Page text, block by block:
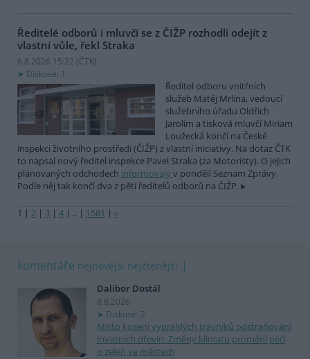
Ředitelé odborů i mluvčí se z ČIŽP rozhodli odejít z
vlastní vůle, řekl Straka
6.8.2026 15:22 (ČTK)
Diskuse: 1
Ředitel odboru vnitřních
služeb Matěj Mrlina, vedoucí
služebního úřadu Oldřich
Jarolím a tisková mluvčí Miriam
Loužecká končí na České
inspekci životního prostředí (ČIŽP) z vlastní iniciativy. Na dotaz ČTK
to napsal nový ředitel inspekce Pavel Straka (za Motoristy). O jejich
plánovaných odchodech informovaly v pondělí Seznam Zprávy.
Podle něj tak končí dva z pěti ředitelů odborů na ČIŽP.
1 | 2 | 3 | 4 | .. | 1581 | »
komentáře nejnovější nejčtenější
Dalibor Dostál
8.8.2026
Diskuse: 2
Místo kosení vyprahlých trávníků odstraňování
invazních dřevin. Změny klimatu promění péči
o zeleň ve městech